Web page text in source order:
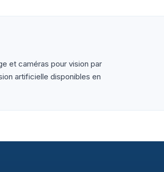
et caméras pour vision par
artificielle disponibles en